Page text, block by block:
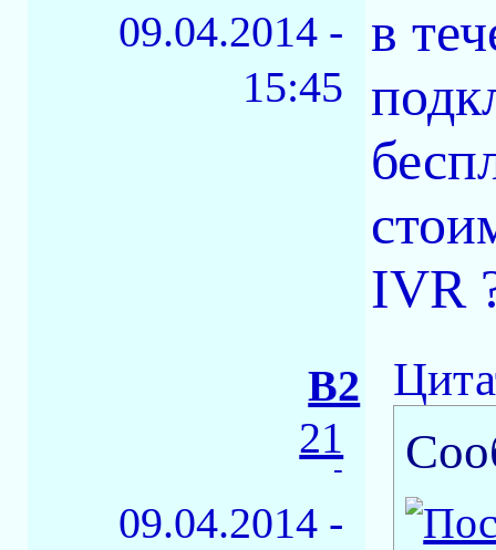
09.04.2014 -
15:45
в
IVR
B2
21
-
09.04.2014 -